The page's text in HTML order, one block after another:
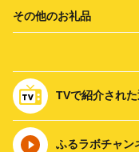
その他のお礼品
TVで紹介され
ふるラボチャン